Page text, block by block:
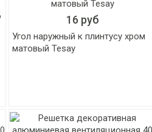
16 руб
Угол наружный к плинтусу хром
матовый Tesay